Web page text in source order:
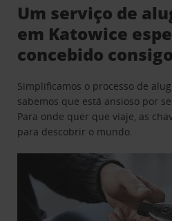
Um serviço de
em Katowice
concebido
Simplificamos o processo de
sabemos que está ansioso por
Para onde quer que viaje, as
para descobrir o mundo.